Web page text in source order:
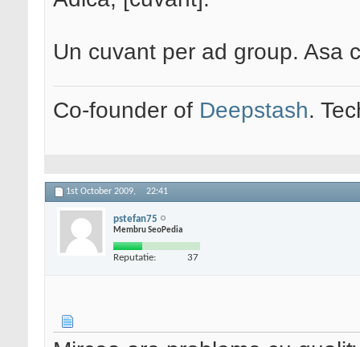
Un cuvant per ad group. Asa
Co-founder of Deepstash.
1st October 2009, 22:41
pstefan75
Membru SeoPedia
Reputatie: 37